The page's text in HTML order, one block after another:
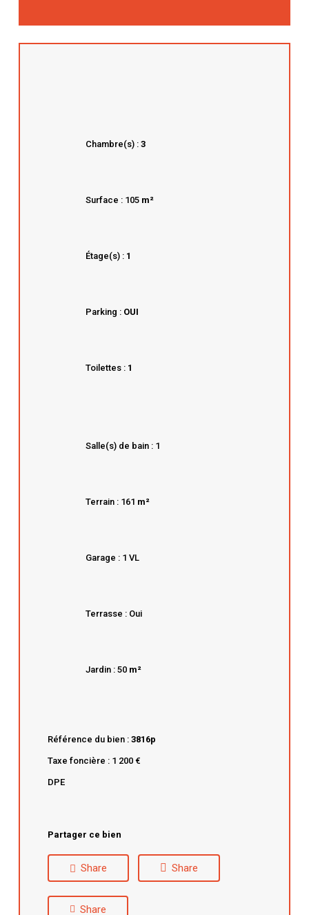
Chambre(s) :3
Surface : 105 m²
Étage(s) : 1
Parking : OUI
Toilettes : 1
Salle(s) de bain : 1
Terrain : 161 m²
Garage : 1 VL
Terrasse : Oui
Jardin : 50 m²
Référence du bien :3816p
Taxe foncière : 1 200 €
DPE
Partager ce bien
Share Share
Share